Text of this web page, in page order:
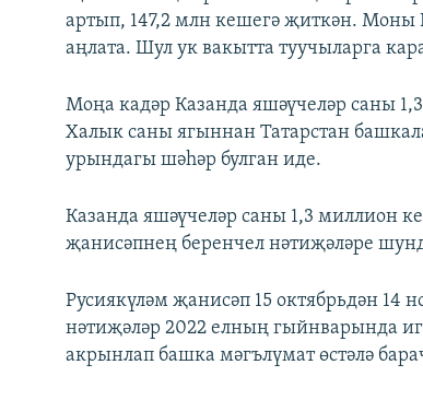
артып, 147,2 млн кешегә җиткән. Моны
аңлата. Шул ук вакытта туучыларга
Моңа кадәр Казанда яшәүчеләр саны
Халык саны ягыннан Татарстан
урындагы шәһәр булган иде.
Казанда яшәүчеләр саны 1,3 миллион
җанисәпнең беренчел нәтиҗәләре
Русиякүләм җанисәп 15 октябрьдән 14
нәтиҗәләр 2022 елның гыйнварында
акрынлап башка мәгълүмат өстәлә